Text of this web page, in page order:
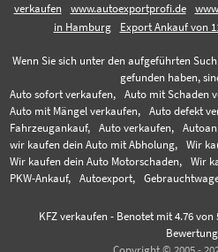
verkaufen
www.autoexportprofi.de
in Hamburg
Export Ankauf von
Wenn Sie sich unter den aufgeführten
gefunden haben,
Auto sofort verkaufen,
Auto mit Schaden
Auto mit Mängel verkaufen,
Auto defekt
Fahrzeugankauf,
Auto verkaufen,
wir kaufen dein Auto mit Abholung,
Wir
Wir kaufen dein Auto Motorschaden,
Wir
PKW-Ankauf,
Autoexport,
KFZ verkaufen- Benotet mit 4.76von